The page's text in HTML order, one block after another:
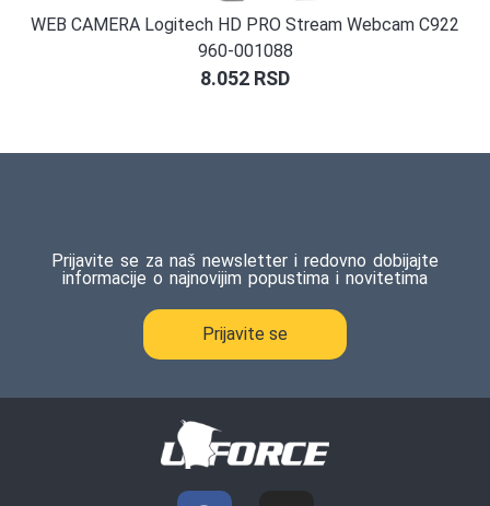
WEB CAMERA Logitech HD PRO Stream Webcam C922
960-001088
8.052 RSD
Prijavite se za naš newsletter i redovno dobijajte
informacije o najnovijim popustima i novitetima
Prijavite se